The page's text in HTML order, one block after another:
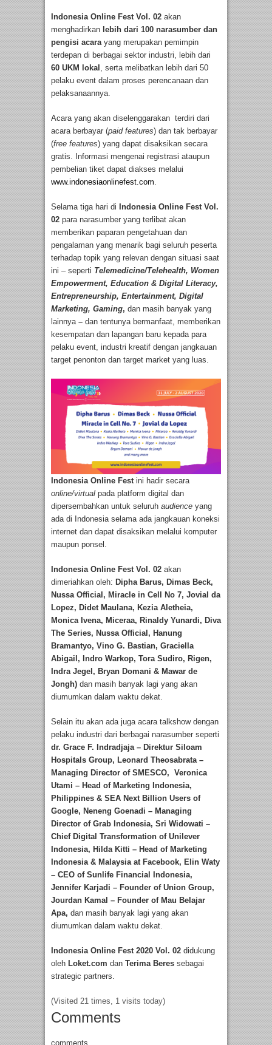
Indonesia Online Fest Vol. 02 akan
menghadirkan lebih dari 100 narasumber dan
pengisi acara yang merupakan pemimpin
terdepan di berbagai sektor industri, lebih dari
60 UKM lokal , serta melibatkan lebih dari 50
pelaku event dalam proses perencanaan dan
pelaksanaannya.
Acara yang akan diselenggarakan terdiri dari
acara berbayar (paid features) dan tak berbayar
(free features) yang dapat disaksikan secara
gratis. Informasi mengenai registrasi ataupun
pembelian tiket dapat diakses melalui
www.indonesiaonlinefest.com.
Selama tiga hari di Indonesia Online Fest Vol.
02 para narasumber yang terlibat akan
memberikan paparan pengetahuan dan
pengalaman yang menarik bagi seluruh peserta
terhadap topik yang relevan dengan situasi saat
ini – seperti Telemedicine/Telehealth, Women
Empowerment, Education & Digital Literacy,
Entrepreneurship, Entertainment, Digital
Marketing, Gaming, dan masih banyak yang
lainnya– dan tentunya bermanfaat, memberikan
kesempatan dan lapangan baru kepada para
pelaku event, industri kreatif dengan jangkauan
target penonton dan target market yang luas.
Indonesia Online Fest ini hadir secara
online/virtual pada platform digital dan
dipersembahkan untuk seluruh audience yang
ada di Indonesia selama ada jangkauan koneksi
internet dan dapat disaksikan melalui komputer
maupun ponsel.
Indonesia Online Fest Vol. 02 akan
dimeriahkan oleh: Dipha Barus, Dimas Beck,
Nussa Official, Miracle in Cell No 7, Jovial da
Lopez, Didet Maulana, Kezia Aletheia,
Monica Ivena, Miceraa, Rinaldy Yunardi, Diva
The Series, Nussa Official, Hanung
Bramantyo, Vino G. Bastian, Graciella
Abigail, Indro Warkop, Tora Sudiro, Rigen,
Indra Jegel, Bryan Domani & Mawar de
Jongh) dan masih banyak lagi yang akan
diumumkan dalam waktu dekat.
Selain itu akan ada juga acara talkshow dengan
pelaku industri dari berbagai narasumber seperti
dr. Grace F. Indradjaja – Direktur Siloam
Hospitals Group, Leonard Theosabrata –
Managing Director of SMESCO, Veronica
Utami – Head of Marketing Indonesia,
Philippines & SEA Next Billion Users of
Google, Neneng Goenadi – Managing
Director of Grab Indonesia, Sri Widowati –
Chief Digital Transformation of Unilever
Indonesia, Hilda Kitti – Head of Marketing
Indonesia & Malaysia at Facebook, Elin Waty
– CEO of Sunlife Financial Indonesia,
Jennifer Karjadi – Founder of Union Group,
Jourdan Kamal – Founder of Mau Belajar
Apa, dan masih banyak lagi yang akan
diumumkan dalam waktu dekat.
Indonesia Online Fest 2020 Vol. 02 didukung
oleh Loket.com dan Terima Beres sebagai
strategic partners.
(Visited 21 times, 1 visits today)
Comments
comments